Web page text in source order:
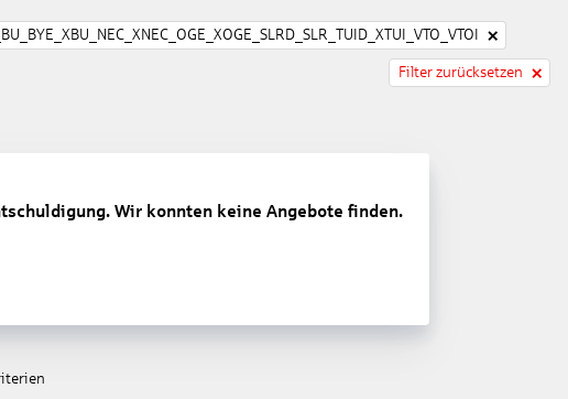
Filter zurücksetzen
Wir konnten keine Angebote finden.